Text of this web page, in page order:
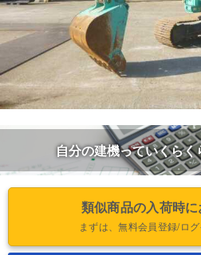
自分の建機っていくらく
類似商品の入荷時
まずは、無料会員登録/ロ